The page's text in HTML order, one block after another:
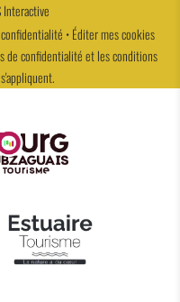
Interactive
•Éditer mes cookies
de confidentialitéet lesconditions